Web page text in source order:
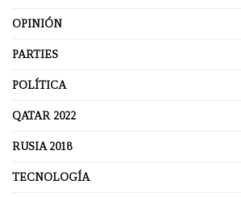
OPINIÓN
PARTIES
POLÍTICA
QATAR 2022
RUSIA 2018
TECNOLOGÍA